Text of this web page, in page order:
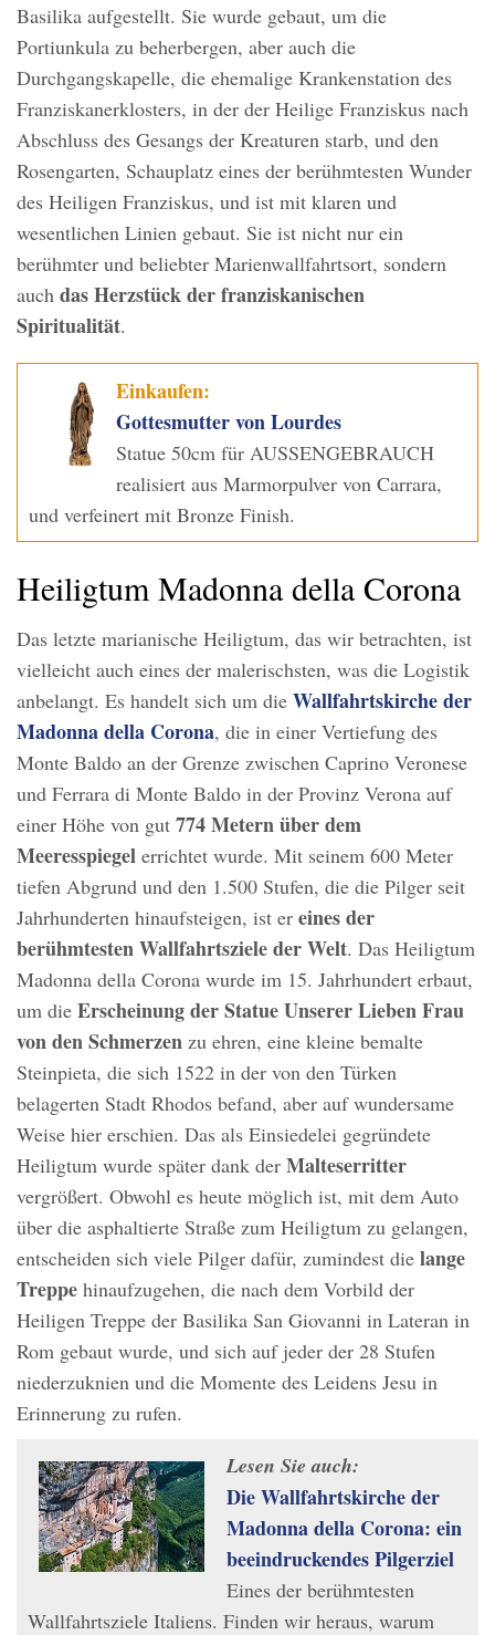
Basilika aufgestellt. Sie wurde gebaut, um die
Portiunkula zu beherbergen, aber auch die
Durchgangskapelle, die ehemalige Krankenstation des
Franziskanerklosters, in der der Heilige Franziskus nach
Abschluss des Gesangs der Kreaturen starb, und den
Rosengarten, Schauplatz eines der berühmtesten Wunder
des Heiligen Franziskus, und ist mit klaren und
wesentlichen Linien gebaut. Sie ist nicht nur ein
berühmter und beliebter Marienwallfahrtsort, sondern
auch das Herzstück der franziskanischen
Spiritualität.
Einkaufen:
Gottesmutter von Lourdes
Statue 50cm für AUSSENGEBRAUCH
realisiert aus Marmorpulver von Carrara,
und verfeinert mit Bronze Finish.
Heiligtum Madonna della Corona
Das letzte marianische Heiligtum, das wir betrachten, ist
vielleicht auch eines der malerischsten, was die Logistik
anbelangt. Es handelt sich um die Wallfahrtskirche der
Madonna della Corona, die in einer Vertiefung des
Monte Baldo an der Grenze zwischen Caprino Veronese
und Ferrara di Monte Baldo in der Provinz Verona auf
einer Höhe von gut 774 Metern über dem
Meeresspiegel errichtet wurde. Mit seinem 600 Meter
tiefen Abgrund und den 1.500 Stufen, die die Pilger seit
Jahrhunderten hinaufsteigen, ist er eines der
berühmtesten Wallfahrtszieleder Welt. Das Heiligtum
Madonna della Corona wurde im 15. Jahrhundert erbaut,
um die Erscheinung der Statue Unserer Lieben Frau
von den Schmerzen zu ehren, eine kleine bemalte
Steinpieta, die sich 1522 in der von den Türken
belagerten Stadt Rhodos befand, aber auf wundersame
Weise hier erschien. Das als Einsiedelei gegründete
Heiligtum wurde später dank der Malteserritter
vergrößert. Obwohl es heute möglich ist, mit dem Auto
über die asphaltierte Straße zum Heiligtum zu gelangen,
entscheiden sich viele Pilger dafür, zumindest die lange
Treppe hinaufzugehen, die nach dem Vorbild der
Heiligen Treppe der Basilika San Giovanni in Lateran in
Rom gebaut wurde, und sich auf jeder der 28 Stufen
niederzuknien und die Momente des Leidens Jesu in
Erinnerung zu rufen.
Lesen Sie auch:
Die Wallfahrtskirche der
Madonna della Corona: ein
beeindruckendes Pilgerziel
Eines der berühmtesten
Wallfahrtsziele Italiens. Finden wir heraus, warum